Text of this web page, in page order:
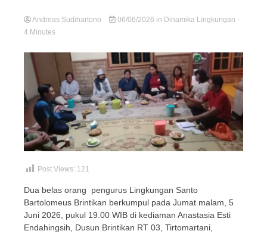
Andreas Sudihartono 06/06/2026 in Dinamika Lingkungan -
4 Minutes
Post Views: 121
Dua belas orang pengurus Lingkungan Santo
Bartolomeus Brintikan berkumpul pada Jumat malam, 5
Juni 2026, pukul 19.00 WIB di kediaman Anastasia Esti
Endahingsih, Dusun Brintikan RT 03, Tirtomartani,